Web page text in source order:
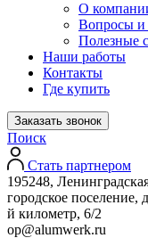
О
Вопросы и
Полезные
Наши работы
Контакты
Где купить
Заказать звонок
Поиск
Стать партнером
195248,
городское поселение,
й километр, 6/2
op@alumwerk.ru